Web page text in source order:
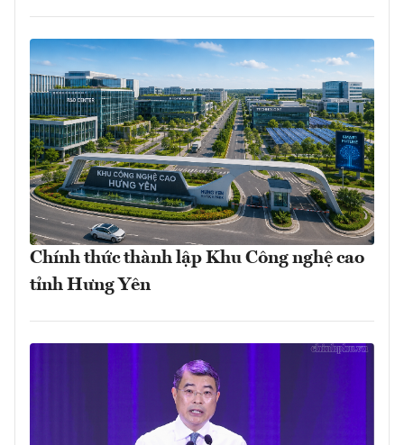
Chính thức thành lập Khu Công nghệ cao
tỉnh Hưng Yên